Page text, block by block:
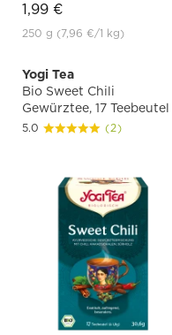
1,99 €
250 g (7,96 €/1 kg)
Yogi Tea
Bio Sweet Chili
Gewürztee, 17 Teebeutel
5.0 (2)